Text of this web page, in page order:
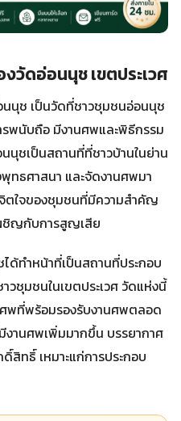
วัดอ่อนนุช เขตประเวศ
นุช เป็นวัดที่ชาวชุมชนอ่อนนุช
รพนับถือ มีงานศพและพิธีกรรม
ชเป็นสถานที่ที่ชาวบ้านในย่าน
ทธศาสนา และจัดงานศพมา
ตใจของชุมชนที่มีความสำคัญ
ชิญกับการสูญเสีย
ทำหน้าที่เป็นสถานที่ประกอบ
ชุมชนในเขตประเวศ วัดแห่งนี้
ศพที่พร้อมรองรับงานศพตลอด
งานศพเพิ่มมากขึ้น บรรยากาศ
สิทธิ์ เหมาะแก่การประกอบ